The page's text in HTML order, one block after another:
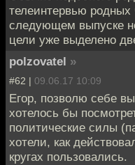
телеинтервью родных
следующем выпуске
цели уже выделено
polzovatel »
#62 | 09.06.17 10:09
Егор, позволю себе
хотелось бы
политические силы
хотели, как
кругах пользовались.